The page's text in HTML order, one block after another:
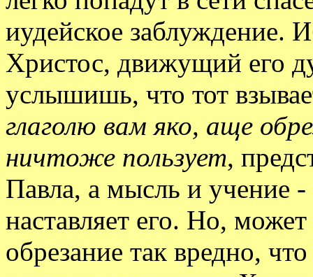
иудейское заблуждение.
Христос, движущий его
услышишь, что тот
глаголю вам яко, аще
ничтоже пользует,
Павла, а мысль и учение
наставляет его. Но,
обрезание так вредно,